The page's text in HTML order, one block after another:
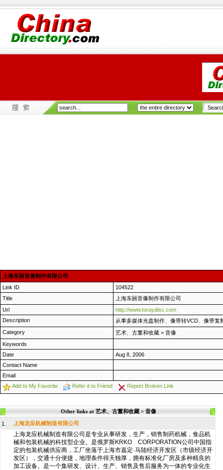
上海东丽音像制作有限公司
Link ID
104522
Title
上海东丽音像制作有限公司
Url
http://www.toraydisc.com
Description
从事多媒体光盘制作、像带转VCD、像带复
Category
艺术、古董和收藏 > 音像
Keywords
Date
Aug 8, 2006
Contact Name
Email
Add to My Favorite
Refer it to Friend Report Broken Link
Other links at 艺术、古董和收藏 > 音像
1. 上海龙应机械制造有限公司
上海龙应机械制造有限公司是专业从事研发，生产，销售制药机械，食品机
械和包装机械的科技型企业。是俄罗斯KRKO CORPORATION公司中国指
定的包装机械供应商，工厂坐落于上海市嘉定·马陆经济开发区（市级经济开
发区），交通十分便捷，地理条件得天独厚，拥有标准化厂房及多种精良的
加工设备。是一个集研发、设计、生产、销售及售后服务为一体的专业化生